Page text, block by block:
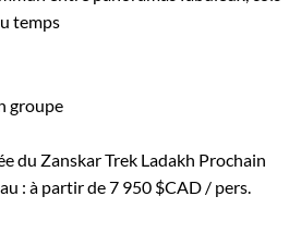
temps
groupe
du ZanskarTrek Ladakh Prochain
: à partir de7 950 $CAD / pers.